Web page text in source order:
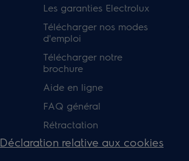
Les garanties Electrolux
Télécharger nos modes
d'emploi
Télécharger notre
brochure
Aide en ligne
FAQ général
Rétractation
Déclaration relative aux cookies